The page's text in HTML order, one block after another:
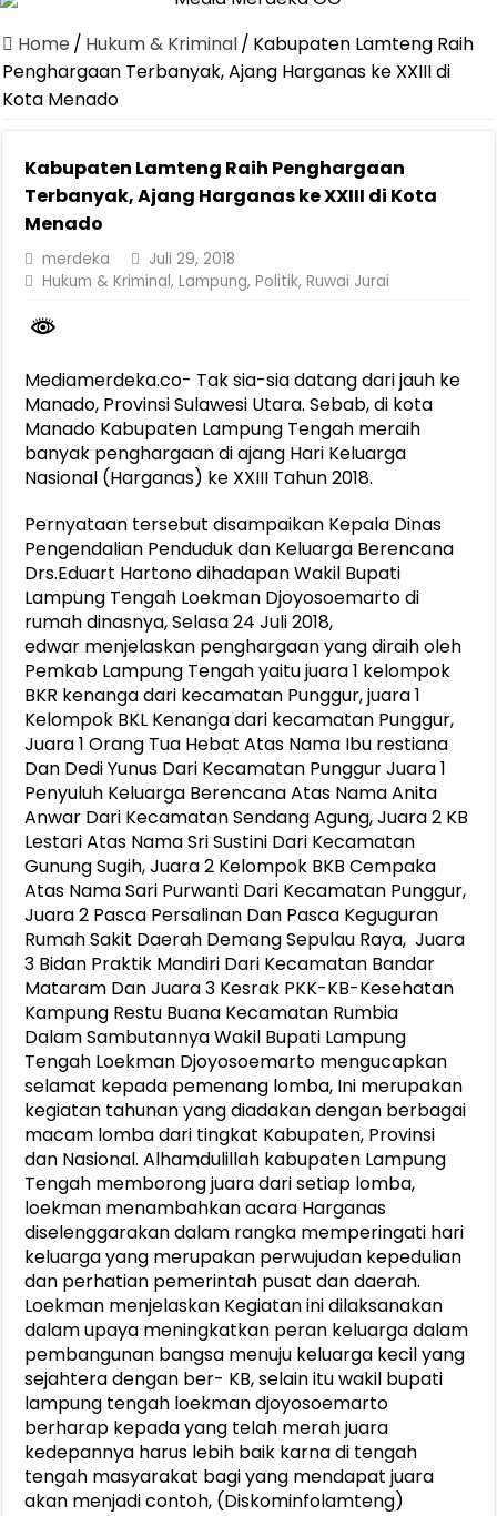
Canangkan Desa TAPIS dan Luncurkan Sekolah Lansia di
Pemprov Lampung Berhasil Kendalikan Inflasi, Jadi Provinsi
Pemprov Lampung Perkuat Pembangunan Rumah Layak Huni
Pastikan Pelayanan Maksimal, Direksi Jasa Raharja Tinjau Korban
Dirut Jasa Raharja Dampingi Wamenhub Tinjau Penanganan
Jasa Raharja Jamin Seluruh Korban Kebakaran KM Mutiara
Gubernur Mirza Ajak IAI Darul Fattah Cetak SDM Adaptif
Purnama Wulan Sari Mirza Buka SiSeSa Roadshow Lampung
Home / Hukum & Kriminal/ Kabupaten Lamteng Raih
Penghargaan Terbanyak, Ajang Harganas ke XXIII di
Kota Menado
Kabupaten Lamteng Raih Penghargaan
Terbanyak, Ajang Harganas ke XXIII di Kota
Menado
merdeka
Juli 29, 2018
Hukum & Kriminal,Lampung,Politik,Ruwai Jurai
Mediamerdeka.co- Tak sia-sia datang dari jauh ke
Manado, Provinsi Sulawesi Utara. Sebab, di kota
Manado Kabupaten Lampung Tengah meraih
banyak penghargaan di ajang Hari Keluarga
Nasional (Harganas) ke XXIII Tahun 2018.
Pernyataan tersebut disampaikan Kepala Dinas
Pengendalian Penduduk dan Keluarga Berencana
Drs.Eduart Hartono dihadapan Wakil Bupati
Lampung Tengah Loekman Djoyosoemarto di
rumah dinasnya, Selasa 24 Juli 2018,
edwar menjelaskan penghargaan yang diraih oleh
Pemkab Lampung Tengah yaitu juara 1 kelompok
BKR kenanga dari kecamatan Punggur, juara 1
Kelompok BKL Kenanga dari kecamatan Punggur,
Juara 1 Orang Tua Hebat Atas Nama Ibu restiana
Dan Dedi Yunus Dari Kecamatan Punggur Juara 1
Penyuluh Keluarga Berencana Atas Nama Anita
Anwar Dari Kecamatan Sendang Agung, Juara 2 KB
Lestari Atas Nama Sri Sustini Dari Kecamatan
Gunung Sugih, Juara 2 Kelompok BKB Cempaka
Atas Nama Sari Purwanti Dari Kecamatan Punggur,
Juara 2 Pasca Persalinan Dan Pasca Keguguran
Rumah Sakit Daerah Demang Sepulau Raya, Juara
3 Bidan Praktik Mandiri Dari Kecamatan Bandar
Mataram Dan Juara 3 Kesrak PKK-KB-Kesehatan
Kampung Restu Buana Kecamatan Rumbia
Dalam Sambutannya Wakil Bupati Lampung
Tengah Loekman Djoyosoemarto mengucapkan
selamat kepada pemenang lomba, Ini merupakan
kegiatan tahunan yang diadakan dengan berbagai
macam lomba dari tingkat Kabupaten, Provinsi
dan Nasional. Alhamdulillah kabupaten Lampung
Tengah memborong juara dari setiap lomba,
loekman menambahkan acara Harganas
diselenggarakan dalam rangka memperingati hari
keluarga yang merupakan perwujudan kepedulian
dan perhatian pemerintah pusat dan daerah.
Loekman menjelaskan Kegiatan ini dilaksanakan
dalam upaya meningkatkan peran keluarga dalam
pembangunan bangsa menuju keluarga kecil yang
sejahtera dengan ber- KB, selain itu wakil bupati
lampung tengah loekman djoyosoemarto
berharap kepada yang telah merah juara
kedepannya harus lebih baik karna di tengah
tengah masyarakat bagi yang mendapat juara
akan menjadi contoh, (Diskominfolamteng)